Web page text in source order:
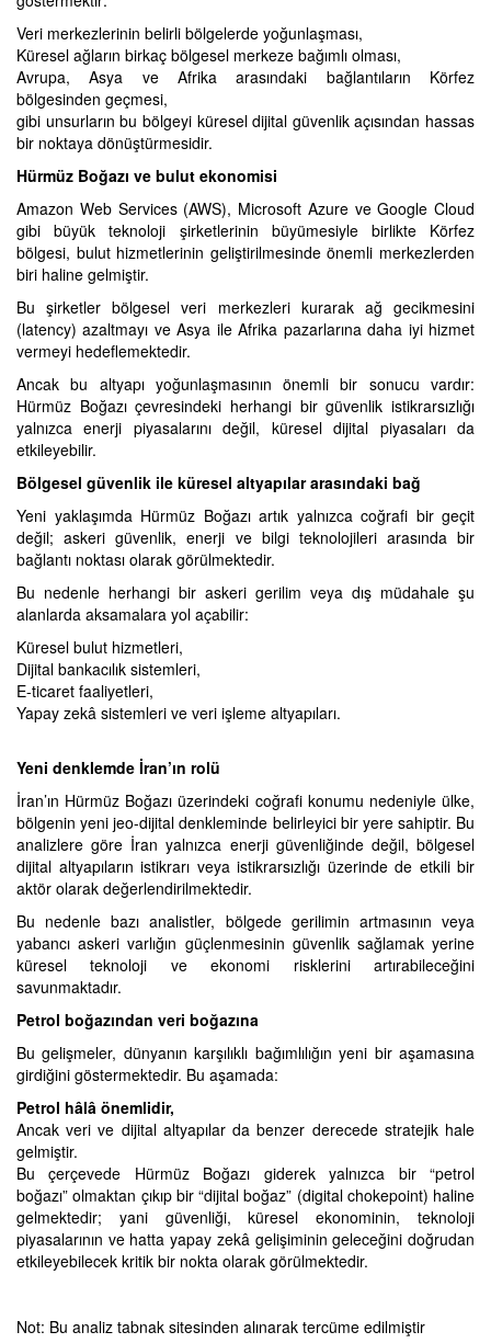
Veri merkezlerinin belirli bölgelerde yoğunlaşması,
Küresel ağların birkaç bölgesel merkeze bağımlı olması,
Avrupa, Asya ve Afrika arasındaki bağlantıların Körfez
bölgesinden geçmesi,
gibi unsurların bu bölgeyi küresel dijital güvenlik açısından hassas
bir noktaya dönüştürmesidir.
Hürmüz Boğazı ve bulut ekonomisi
Amazon Web Services (AWS), Microsoft Azure ve Google Cloud
gibi büyük teknoloji şirketlerinin büyümesiyle birlikte Körfez
bölgesi, bulut hizmetlerinin geliştirilmesinde önemli merkezlerden
biri haline gelmiştir.
Bu şirketler bölgesel veri merkezleri kurarak ağ gecikmesini
(latency) azaltmayı ve Asya ile Afrika pazarlarına daha iyi hizmet
vermeyi hedeflemektedir.
Ancak bu altyapı yoğunlaşmasının önemli bir sonucu vardır:
Hürmüz Boğazı çevresindeki herhangi bir güvenlik istikrarsızlığı
yalnızca enerji piyasalarını değil, küresel dijital piyasaları da
etkileyebilir.
Bölgesel güvenlik ile küresel altyapılar arasındaki bağ
Yeni yaklaşımda Hürmüz Boğazı artık yalnızca coğrafi bir geçit
değil; askeri güvenlik, enerji ve bilgi teknolojileri arasında bir
bağlantı noktası olarak görülmektedir.
Bu nedenle herhangi bir askeri gerilim veya dış müdahale şu
alanlarda aksamalara yol açabilir:
Küresel bulut hizmetleri,
Dijital bankacılık sistemleri,
E-ticaret faaliyetleri,
Yapay zekâ sistemleri ve veri işleme altyapıları.
Yeni denklemde İran’ın rolü
İran’ın Hürmüz Boğazı üzerindeki coğrafi konumu nedeniyle ülke,
bölgenin yeni jeo-dijital denkleminde belirleyici bir yere sahiptir. Bu
analizlere göre İran yalnızca enerji güvenliğinde değil, bölgesel
dijital altyapıların istikrarı veya istikrarsızlığı üzerinde de etkili bir
aktör olarak değerlendirilmektedir.
Bu nedenle bazı analistler, bölgede gerilimin artmasının veya
yabancı askeri varlığın güçlenmesinin güvenlik sağlamak yerine
küresel teknoloji ve ekonomi risklerini artırabileceğini
savunmaktadır.
Petrol boğazından veri boğazına
Bu gelişmeler, dünyanın karşılıklı bağımlılığın yeni bir aşamasına
girdiğini göstermektedir. Bu aşamada:
Petrol hâlâ önemlidir,
Ancak veri ve dijital altyapılar da benzer derecede stratejik hale
gelmiştir.
Bu çerçevede Hürmüz Boğazı giderek yalnızca bir “petrol
boğazı” olmaktan çıkıp bir “dijital boğaz” (digital chokepoint) haline
gelmektedir; yani güvenliği, küresel ekonominin, teknoloji
piyasalarının ve hatta yapay zekâ gelişiminin geleceğini doğrudan
etkileyebilecek kritik bir nokta olarak görülmektedir.
Not: Bu analiz tabnak sitesinden alınarak tercüme edilmiştir